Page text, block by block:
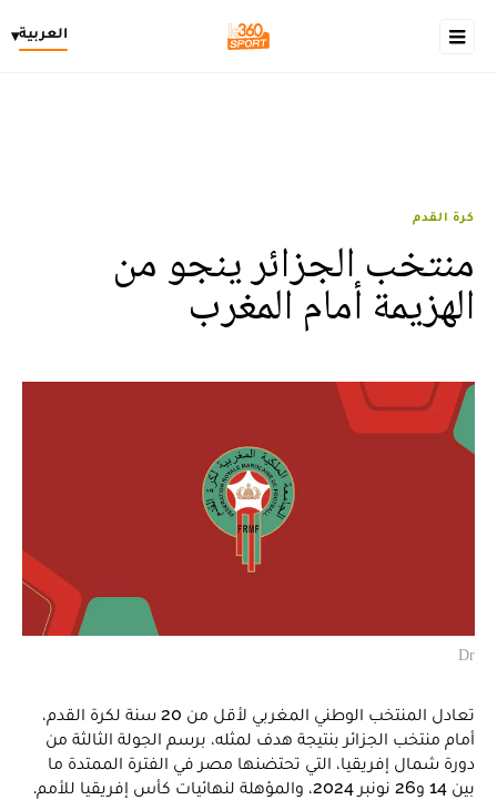
العربية▾
كرة القدم
منتخب الجزائر ينجو من
الهزيمة أمام المغرب
Dr
تعادل المنتخب الوطني المغربي لأقل من 20 سنة لكرة القدم،
أمام منتخب الجزائر بنتيجة هدف لمثله، برسم الجولة الثالثة من
دورة شمال إفريقيا، التي تحتضنها مصر في الفترة الممتدة ما
بين 14 و26 نونبر 2024، والمؤهلة لنهائيات كأس إفريقيا للأمم.